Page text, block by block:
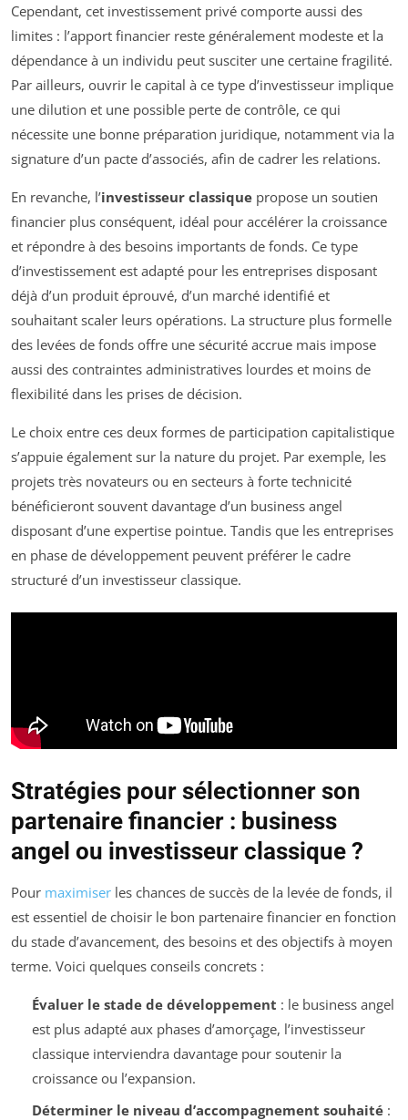
Cependant, cet investissement privé comporte aussi des
limites : l’apport financier reste généralement modeste et la
dépendance à un individu peut susciter une certaine fragilité.
Par ailleurs, ouvrir le capital à ce type d’investisseur implique
une dilution et une possible perte de contrôle, ce qui
nécessite une bonne préparation juridique, notamment via la
signature d’un pacte d’associés, afin de cadrer les relations.
En revanche, l’investisseur classique propose un soutien
financier plus conséquent, idéal pour accélérer la croissance
et répondre à des besoins importants de fonds. Ce type
d’investissement est adapté pour les entreprises disposant
déjà d’un produit éprouvé, d’un marché identifié et
souhaitant scaler leurs opérations. La structure plus formelle
des levées de fonds offre une sécurité accrue mais impose
aussi des contraintes administratives lourdes et moins de
flexibilité dans les prises de décision.
Le choix entre ces deux formes de participation capitalistique
s’appuie également sur la nature du projet. Par exemple, les
projets très novateurs ou en secteurs à forte technicité
bénéficieront souvent davantage d’un business angel
disposant d’une expertise pointue. Tandis que les entreprises
en phase de développement peuvent préférer le cadre
structuré d’un investisseur classique.
Stratégies pour sélectionner son
partenaire financier : business
angel ou investisseur classique ?
Pour maximiser les chances de succès de la levée de fonds, il
est essentiel de choisir le bon partenaire financier en fonction
du stade d’avancement, des besoins et des objectifs à moyen
terme. Voici quelques conseils concrets :
Évaluer le stade de développement : le business angel
est plus adapté aux phases d’amorçage, l’investisseur
classique interviendra davantage pour soutenir la
croissance ou l’expansion.
Déterminer le niveau d’accompagnement souhaité: